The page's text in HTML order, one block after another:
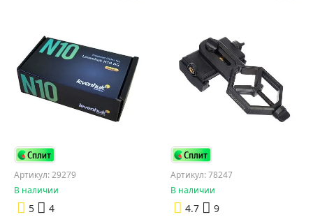
Артикул: 29279
В наличии
5
4
Артикул: 78247
В наличии
4.7
9